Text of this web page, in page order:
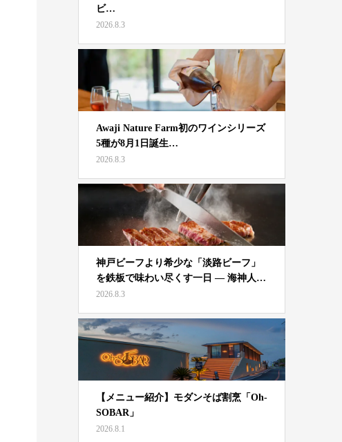
ビ…
2026.8.3
Awaji Nature Farm初のワインシリーズ
5種が8月1日誕生…
2026.8.3
神戸ビーフより希少な「淡路ビーフ」
を鉄板で味わい尽くす一日 — 海神人…
2026.8.3
【メニュー紹介】モダンそば割烹「Oh-
SOBAR」
2026.8.1